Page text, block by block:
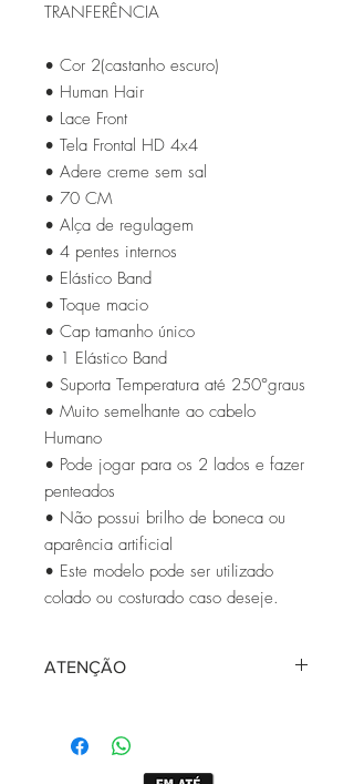
TRANFERÊNCIA
• Cor 2(castanho escuro)
• Human Hair
• Lace Front
• Tela Frontal HD 4x4
• Adere creme sem sal
• 70 CM
• Alça de regulagem
• 4 pentes internos
• Elástico Band
• Toque macio
• Cap tamanho único
• 1 Elástico Band
• Suporta Temperatura até 250°graus
• Muito semelhante ao cabelo
Humano
• Pode jogar para os 2 lados e fazer
penteados
• Não possui brilho de boneca ou
aparência artificial
• Este modelo pode ser utilizado
colado ou costurado caso deseje.
ATENÇÃO
tanto o prazo de postagem é
diferenciado de até 6 dias úteis +prazo